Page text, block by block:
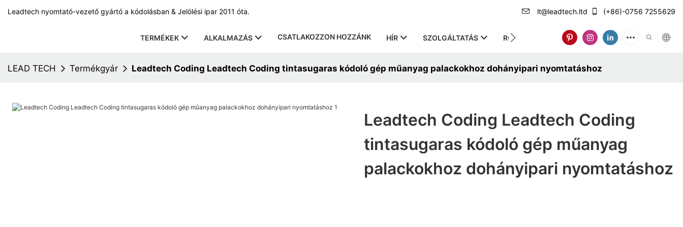
Leadtech nyomtató-vezető gyártó a kódolásban & Jelölési ipar 2011 óta. lt@leadtech.ltd (+86)-0756 7255629
TERMÉKEK ALKALMAZÁS CSATLAKOZZON HOZZÁNK HÍR SZOLGÁLTATÁS RÓLUNK
LEAD TECH Termékgyár Leadtech Coding Leadtech Coding tintasugaras kódoló gép műanyag palackokhoz dohányipari nyomtatáshoz
Leadtech Coding Leadtech Coding
tintasugaras kódoló gép műanyag
palackokhoz dohányipari nyomtatáshoz